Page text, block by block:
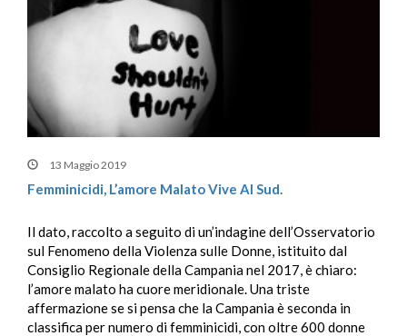
13 Maggio 2019
Femminicidi, L’amore Malato Vive Al Sud.
Il dato, raccolto a seguito di un’indagine dell’Osservatorio
sul Fenomeno della Violenza sulle Donne, istituito dal
Consiglio Regionale della Campania nel 2017, è chiaro:
l’amore malato ha cuore meridionale. Una triste
affermazione se si pensa che la Campania è seconda in
classifica per numero di femminicidi, con oltre 600 donne